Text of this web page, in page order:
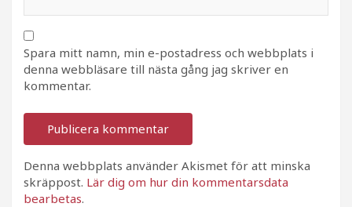
Spara mitt namn, min e-postadress och webbplats i
denna webbläsare till nästa gång jag skriver en
kommentar.
Denna webbplats använder Akismet för att minska
skräppost. Lär dig om hur din kommentarsdata
bearbetas.